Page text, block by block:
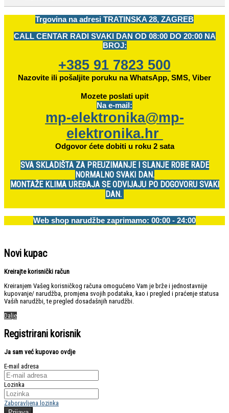
Trgovina na adresi TRATINSKA 28, ZAGREB
CALL CENTAR RADI SVAKI DAN OD 08:00 DO 20:00 NA
BROJ:
+385 91 7823 500
Nazovite ili pošaljite poruku na WhatsApp, SMS, Viber
Mozete poslati upit
Na e-mail:
mp-elektronika@mp-
elektronika.hr
Odgovor ćete dobiti u roku 2 sata
SVA SKLADIŠTA ZA PREUZIMANJE I SLANJE ROBE RADE
NORMALNO SVAKI DAN.
MONTAŽE KLIMA UREĐAJA SE ODVIJAJU PO DOGOVORU SVAKI
DAN.
Web shop narudžbe zaprimamo: 00:00 - 24:00
Novi kupac
Kreirajte korisnički račun
Kreiranjem Vašeg korisničkog računa omogućeno Vam je brže i jednostavnije
kupovanje/ narudžba, promjena svojih podataka, kao i pregled i praćenje statusa
Vaših narudžbi, te pregled dosadašnjih narudžbi.
Dalje
Registrirani korisnik
Ja sam već kupovao ovdje
E-mail adresa
Lozinka
Zaboravljena lozinka